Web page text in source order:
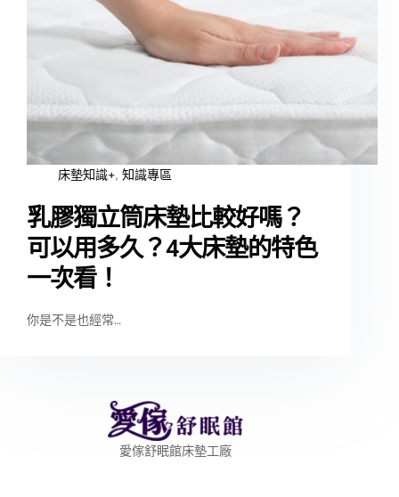
床墊知識+,知識專區
乳膠獨立筒床墊比較好嗎？
可以用多久？4大床墊的特色
一次看！
你是不是也經常…
愛傢舒眠館床墊工廠